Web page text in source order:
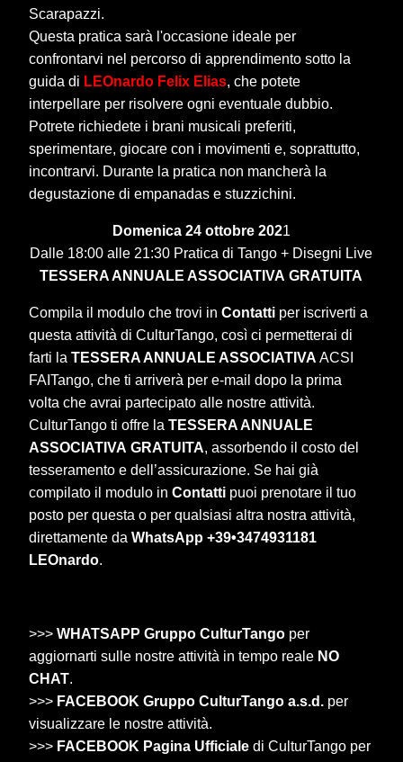
Scarapazzi.
Questa pratica sarà l'occasione ideale per
confrontarvi nel percorso di apprendimento sotto la
guida di LEOnardo Felix Elias, che potete
interpellare per risolvere ogni eventuale dubbio.
Potrete richiedete i brani musicali preferiti,
sperimentare, giocare con i movimenti e, soprattutto,
incontrarvi. Durante la pratica non mancherà la
degustazione di empanadas e stuzzichini.
Domenica 24 ottobre 2021
Dalle 18:00 alle 21:30 Pratica di Tango + Disegni Live
TESSERA ANNUALE ASSOCIATIVA GRATUITA
Compila il modulo che trovi inContatti per iscriverti a
questa attività di CulturTango, così ci permetterai di
farti laTESSERA ANNUALE ASSOCIATIVA ACSI
FAITango, che ti arriverà per e-mail dopo la prima
volta che avrai partecipato alle nostre attività.
CulturTango ti offre laTESSERA ANNUALE
ASSOCIATIVA GRATUITA, assorbendo il costo del
tesseramento e dell’assicurazione. Se hai già
compilato il modulo inContatti puoi prenotare il tuo
posto per questa o per qualsiasi altra nostra attività,
direttamente da WhatsApp +39•3474931181
LEOnardo.
>>>WHATSAPP Gruppo CulturTango per
aggiornarti sulle nostre attività in tempo reale NO
CHAT.
>>> FACEBOOK Gruppo CulturTango a.s.d. per
visualizzare le nostre attività.
>>> FACEBOOK Pagina Ufficiale di CulturTango per